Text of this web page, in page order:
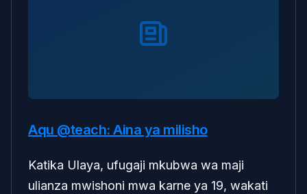
Aqu @teach: Aina ya milisho
Katika Ulaya, ufugaji mkubwa wa maji
ulianza mwishoni mwa karne ya 19, wakati